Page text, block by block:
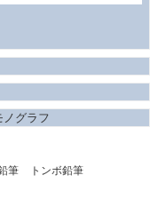
ノグラフ
筆
トンボ鉛筆